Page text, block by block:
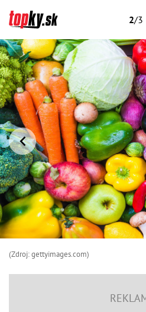
2/3
(Zdroj: gettyimages.com)